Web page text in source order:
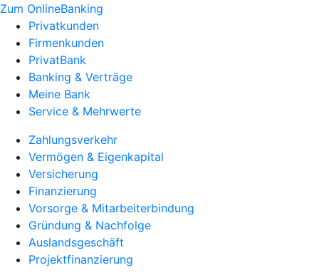
Zum OnlineBanking
Privatkunden
Firmenkunden
PrivatBank
Banking & Verträge
Meine Bank
Service & Mehrwerte
Zahlungsverkehr
Vermögen & Eigenkapital
Versicherung
Finanzierung
Vorsorge & Mitarbeiterbindung
Gründung & Nachfolge
Auslandsgeschäft
Projektfinanzierung